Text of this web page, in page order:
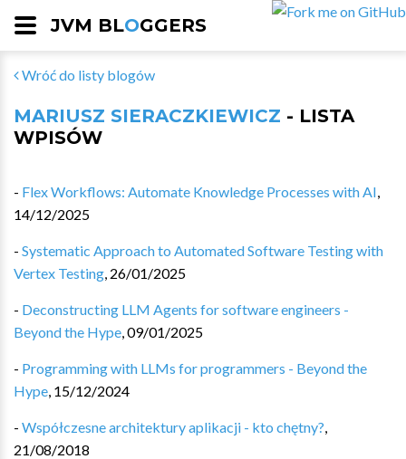
JVM BLOGGERS
Wróć do listy blogów
MARIUSZ SIERACZKIEWICZ - LISTA
WPISÓW
- Flex Workflows: Automate Knowledge Processes with AI,
14/12/2025
- Systematic Approach to Automated Software Testing with
Vertex Testing, 26/01/2025
- Deconstructing LLM Agents for software engineers -
Beyond the Hype,09/01/2025
- Programming with LLMs for programmers - Beyond the
Hype, 15/12/2024
- Współczesne architektury aplikacji - kto chętny?,
21/08/2018